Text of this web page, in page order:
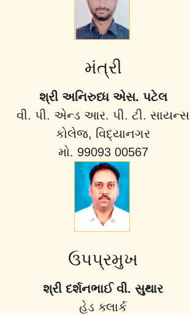
મંત્રી
શ્રી અનિરુધ્ધ એસ. પટેલ
વી. પી. એન્ડ આર. પી. ટી. સાયન્સ
કોલેજ, વિદ્યાનગર
મો. 99093 00567
ઉપપ્રમુખ
શ્રી દર્શનભાઈ વી. સુથાર
હેડ ક્લાર્ક